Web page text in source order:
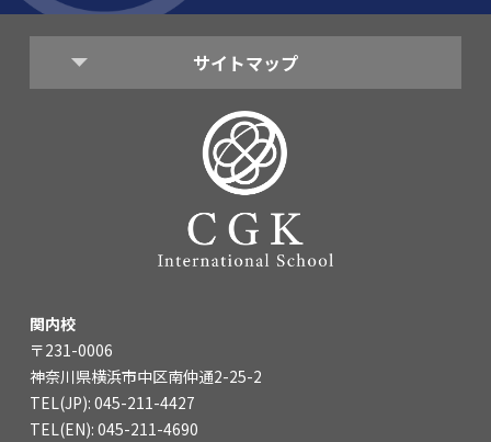
サイトマップ
関内校
〒231-0006
神奈川県横浜市中区南仲通2-25-2
TEL(JP): 045-211-4427
TEL(EN): 045-211-4690